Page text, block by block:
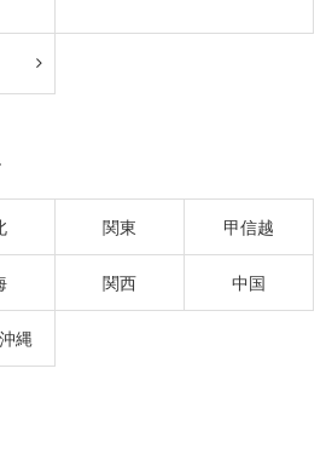
関東 甲信越
関西 中国
縄